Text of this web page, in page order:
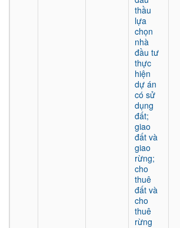
thầu
lựa
chọn
nhà
đầu tư
thực
hiện
dự án
có sử
dụng
đất;
giao
đất và
giao
rừng;
cho
thuê
đất và
cho
thuê
rừng